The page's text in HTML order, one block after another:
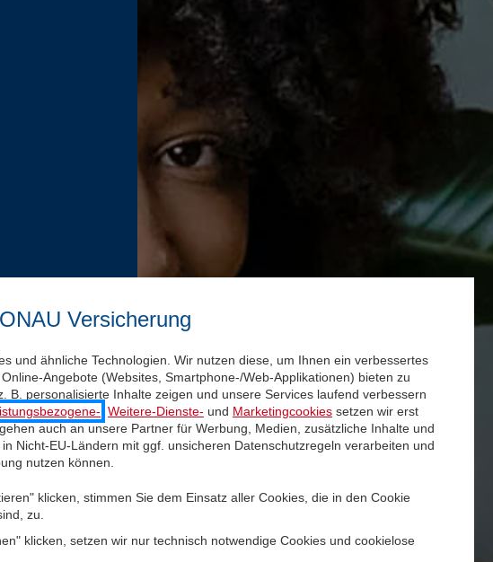
Versicherung
und ähnliche Technologien. Wir nutzen diese, um Ihnen ein verbessertes
Angebote (Websites, Smartphone-/Web-Applikationen) bieten zu
B. personalisierte Inhalte zeigen und unsere Services laufend verbessern
Weitere-Dienste- und Marketingcookies setzen wir erst
auch an unsere Partner für Werbung, Medien, zusätzliche Inhalte und
Nicht-EU-Ländern mit ggf. unsicheren Datenschutzregeln verarbeiten und
nutzen können.
klicken, stimmen Sie dem Einsatz aller Cookies, die in den Cookie
zu.
klicken, setzen wir nur technisch notwendige Cookies und cookielose